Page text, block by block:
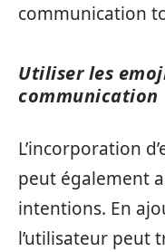
communication
Utiliser les
communication
L’incorporation
peut également
intentions. En
l’utilisateur peut